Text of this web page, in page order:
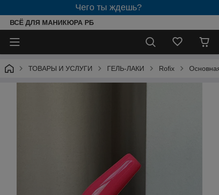
Чего ты ждешь?
ВСЁ ДЛЯ МАНИКЮРА РБ
ТОВАРЫ И УСЛУГИ ГЕЛЬ-ЛАКИ Rofix